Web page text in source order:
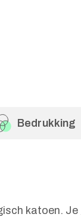
Bedrukking
katoen.